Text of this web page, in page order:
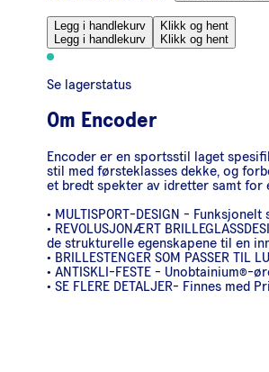
Legg i handlekurv
Legg i handlekurv
Klikk og hent
Klikk og hent
Se lagerstatus
Om Encoder
Encoder er en sportsstil laget
stil med førsteklasses dekke, og
et bredt spekter av idretter samt for
• MULTISPORT-DESIGN -
• REVOLUSJONÆRT
de strukturelle egenskapene til en
• BRILLESTENGER SOM PASSER
• ANTISKLI-FESTE -
• SE FLERE DETALJER- Finnes